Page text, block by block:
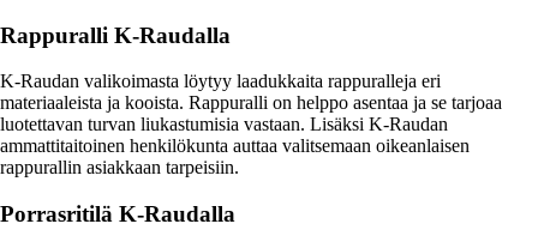
Rappuralli K-Raudalla
K-Raudan valikoimasta löytyy laadukkaita rappuralleja eri
materiaaleista ja kooista. Rappuralli on helppo asentaa ja se tarjoaa
luotettavan turvan liukastumisia vastaan. Lisäksi K-Raudan
ammattitaitoinen henkilökunta auttaa valitsemaan oikeanlaisen
rappurallin asiakkaan tarpeisiin.
Porrasritilä K-Raudalla